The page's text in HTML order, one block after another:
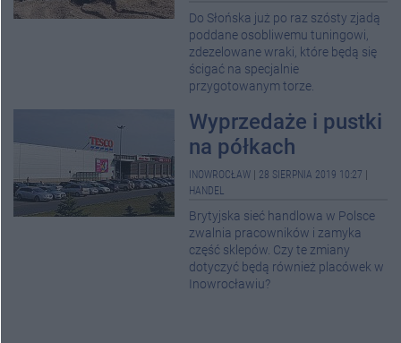
Do Słońska już po raz szósty zjadą
poddane osobliwemu tuningowi,
zdezelowane wraki, które będą się
ścigać na specjalnie
przygotowanym torze.
Wyprzedaże i pustki
na półkach
INOWROCŁAW 28 SIERPNIA 2019 10:27
HANDEL
Brytyjska sieć handlowa w Polsce
zwalnia pracowników i zamyka
część sklepów. Czy te zmiany
dotyczyć będą również placówek w
Inowrocławiu?